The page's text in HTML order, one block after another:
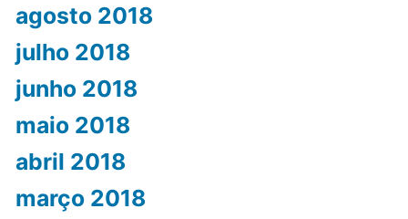
agosto 2018
julho 2018
junho 2018
maio 2018
abril 2018
março 2018